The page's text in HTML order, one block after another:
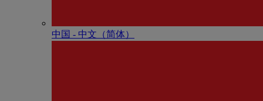
中国 - 中⽂（简体）